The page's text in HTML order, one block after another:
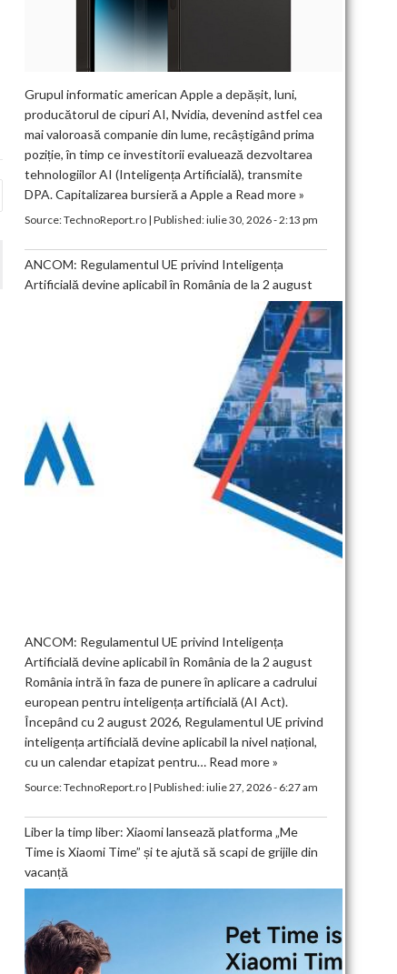
Grupul informatic american Apple a depășit, luni,
producătorul de cipuri AI, Nvidia, devenind astfel cea
mai valoroasă companie din lume, recâștigând prima
poziție, în timp ce investitorii evaluează dezvoltarea
tehnologiilor AI (Inteligența Artificială), transmite
DPA. Capitalizarea bursieră a Apple a Read more »
Source:TechnoReport.ro| Published:iulie 30, 2026 - 2:13 pm
ANCOM: Regulamentul UE privind Inteligența
Artificială devine aplicabil în România de la 2 august
ANCOM: Regulamentul UE privind Inteligența
Artificială devine aplicabil în România de la 2 august
România intră în faza de punere în aplicare a cadrului
european pentru inteligența artificială (AI Act).
Începând cu 2 august 2026, Regulamentul UE privind
inteligența artificială devine aplicabil la nivel național,
cu un calendar etapizat pentru… Read more »
Source:TechnoReport.ro| Published:iulie 27, 2026 - 6:27 am
Liber la timp liber: Xiaomi lansează platforma „Me
Time is Xiaomi Time” și te ajută să scapi de grijile din
vacanță